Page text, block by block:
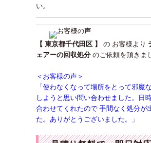
い。
【 東京都千代田区 】 の お客様より
ェアーの回収処分 のご依頼を頂きま
＜お客様の声＞
「使わなくなって場所をとって邪魔
しようと思い問い合わせました。日
合わせてくれたので 手間なく処分が
た。ありがとうございました。」